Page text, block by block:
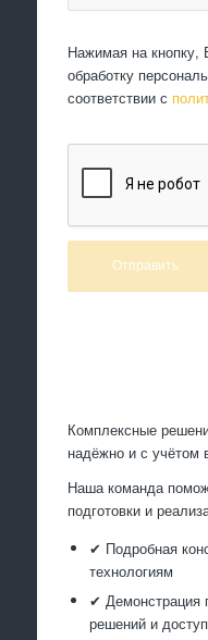
Нажимая на кнопку,
обработку
соответствии с
Комплексные
надёжно и с учётом
Наша команда
подготовки и
✔ Подробная
технологиям
✔ Демонстрация
решений и